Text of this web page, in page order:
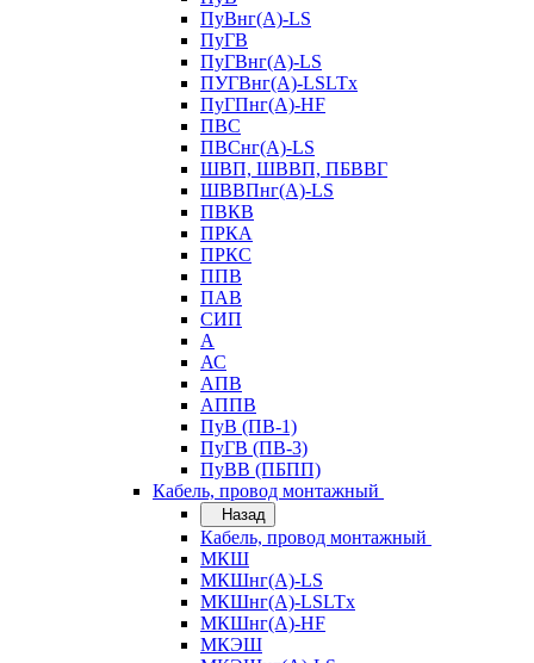
ПуВнг(А)-LS
ПуГВ
ПуГВнг(А)-LS
ПУГВнг(А)-LSLTx
ПуГПнг(А)-HF
ПВС
ПВСнг(А)-LS
ШВП, ШВВП, ПБВВГ
ШВВПнг(А)-LS
ПВКВ
ПРКА
ПРКС
ППВ
ПАВ
СИП
А
АС
АПВ
АППВ
ПуВ (ПВ-1)
ПуГВ (ПВ-3)
ПуВВ (ПБПП)
Кабель, провод монтажный
Назад
Кабель, провод монтажный
МКШ
МКШнг(А)-LS
МКШнг(А)-LSLTx
МКШнг(А)-HF
МКЭШ